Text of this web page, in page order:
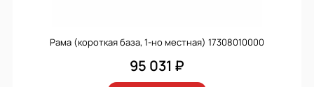
Рама (короткая база, 1-но местная) 17308010000
95 031 ₽